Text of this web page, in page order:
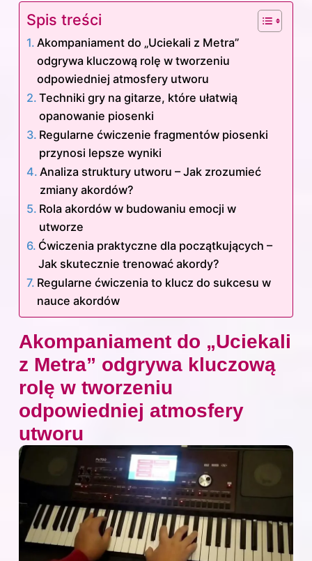
Spis treści
Akompaniament do „Uciekali z Metra”
odgrywa kluczową rolę w tworzeniu
odpowiedniej atmosfery utworu
Techniki gry na gitarze, które ułatwią
opanowanie piosenki
Regularne ćwiczenie fragmentów piosenki
przynosi lepsze wyniki
Analiza struktury utworu – Jak zrozumieć
zmiany akordów?
Rola akordów w budowaniu emocji w
utworze
Ćwiczenia praktyczne dla początkujących –
Jak skutecznie trenować akordy?
Regularne ćwiczenia to klucz do sukcesu w
nauce akordów
Akompaniament do „Uciekali
z Metra” odgrywa kluczową
rolę w tworzeniu
odpowiedniej atmosfery
utworu